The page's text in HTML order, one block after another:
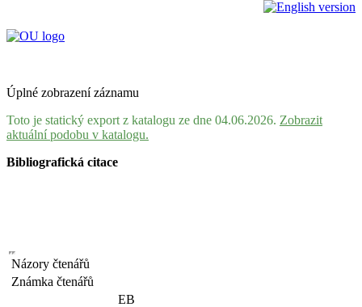
Úplné zobrazení záznamu
Toto je statický export z katalogu ze dne 04.06.2026. Zobrazit
aktuální podobu v katalogu.
Bibliografická citace
Názory čtenářů
Známka čtenářů
EB